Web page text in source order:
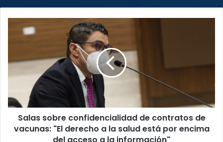
sobre
contratos
de
vacunas:
"El
derecho
Salas sobre confidencialidad de contratos de
vacunas: "El derecho a la salud está por encima